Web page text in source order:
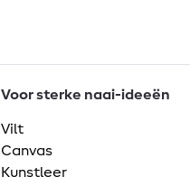
Voor sterke naai-ideeën
Vilt
Canvas
Kunstleer